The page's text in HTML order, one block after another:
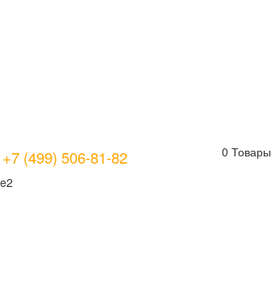
+7 (499) 506-81-82 0 Товары